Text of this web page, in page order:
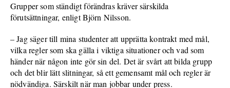
Grupper som ständigt förändras kräver särskilda
förutsättningar, enligt Björn Nilsson.
– Jag säger till mina studenter att upprätta kontrakt med mål,
vilka regler som ska gälla i viktiga situationer och vad som
händer när någon inte gör sin del. Det är svårt att bilda grupp
och det blir lätt slitningar, så ett gemensamt mål och regler är
nödvändiga. Särskilt när man jobbar under press.